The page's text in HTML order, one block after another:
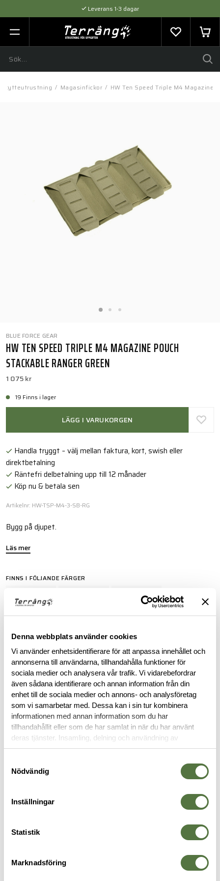
Denna webbplats använder cookies
Vi använder enhetsidentifierare för att anpassa innehållet och
annonserna till användarna, tillhandahålla funktioner för
sociala medier och analysera vår trafik. Vi vidarebefordrar
även sådana identifierare och annan information från din
enhet till de sociala medier och annons- och analysföretag
som vi samarbetar med. Dessa kan i sin tur kombinera
informationen med annan information som du har
tillhandahållit eller som de har samlat in när du har använt
deras tjänster. Insamling, delning och användning av
personuppgifter kan användas för personalisering av
Nödvändig
Inställningar
Statistik
Marknadsföring
Leverans 1-3 dagar
Flexibel betalning med SVEA
Expertråd & Kvalitetsprodukter
Skytteutrustning / Magasinfickor / HW Ten Speed Triple M4 Magazine
BLUE FORCE GEAR
HW TEN SPEED TRIPLE M4 MAGAZINE POUCH
STACKABLE RANGER GREEN
1 075 kr
19 Finns i lager
LÄGG I VARUKORGEN
Handla tryggt – välj mellan faktura, kort, swish eller
direktbetalning
Räntefri delbetalning upp till 12 månader
Köp nu & betala sen
Artikelnr: HW-TSP-M4-3-SB-RG
Bygg på djupet.
Läs mer
FINNS I FÖLJANDE FÄRGER
BESKRIVNING
RECENSIONER
OM VARUMÄRKET
MAGASINFICKOR